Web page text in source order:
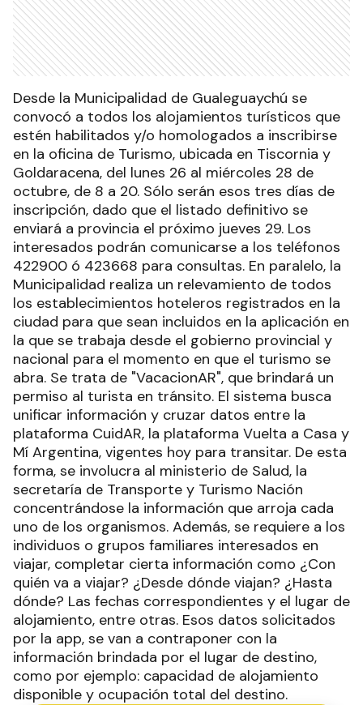
Desde la Municipalidad de Gualeguaychú se
convocó a todos los alojamientos turísticos que
estén habilitados y/o homologados a inscribirse
en la oficina de Turismo, ubicada en Tiscornia y
Goldaracena, del lunes 26 al miércoles 28 de
octubre, de 8 a 20. Sólo serán esos tres días de
inscripción, dado que el listado definitivo se
enviará a provincia el próximo jueves 29. Los
interesados podrán comunicarse a los teléfonos
422900 ó 423668 para consultas. En paralelo, la
Municipalidad realiza un relevamiento de todos
los establecimientos hoteleros registrados en la
ciudad para que sean incluidos en la aplicación en
la que se trabaja desde el gobierno provincial y
nacional para el momento en que el turismo se
abra. Se trata de "VacacionAR", que brindará un
permiso al turista en tránsito. El sistema busca
unificar información y cruzar datos entre la
plataforma CuidAR, la plataforma Vuelta a Casa y
Mí Argentina, vigentes hoy para transitar. De esta
forma, se involucra al ministerio de Salud, la
secretaría de Transporte y Turismo Nación
concentrándose la información que arroja cada
uno de los organismos. Además, se requiere a los
individuos o grupos familiares interesados en
viajar, completar cierta información como ¿Con
quién va a viajar? ¿Desde dónde viajan? ¿Hasta
dónde? Las fechas correspondientes y el lugar de
alojamiento, entre otras. Esos datos solicitados
por la app, se van a contraponer con la
información brindada por el lugar de destino,
como por ejemplo: capacidad de alojamiento
disponible y ocupación total del destino.